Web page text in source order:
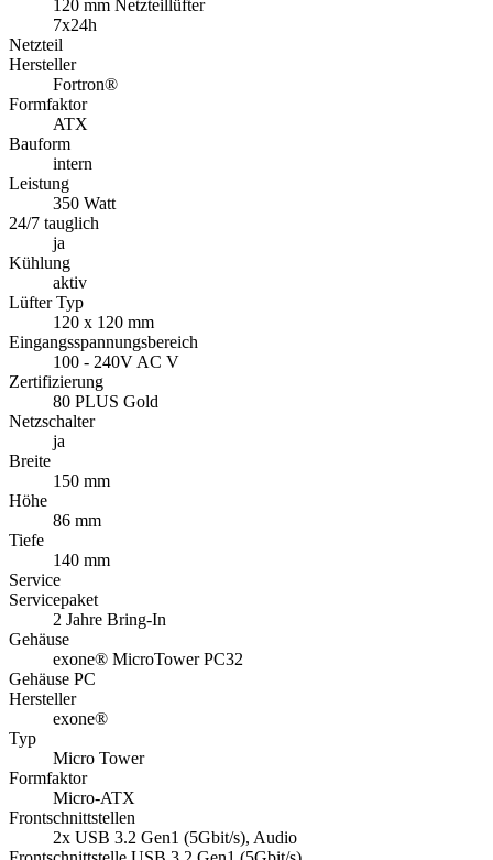
120 mm Netzteillüfter
7x24h
Netzteil
Hersteller
Fortron®
Formfaktor
ATX
Bauform
intern
Leistung
350 Watt
24/7 tauglich
ja
Kühlung
aktiv
Lüfter Typ
120 x 120 mm
Eingangsspannungsbereich
100 - 240V AC V
Zertifizierung
80 PLUS Gold
Netzschalter
ja
Breite
150 mm
Höhe
86 mm
Tiefe
140 mm
Service
Servicepaket
2 Jahre Bring-In
Gehäuse
exone® MicroTower PC32
Gehäuse PC
Hersteller
exone®
Typ
Micro Tower
Formfaktor
Micro-ATX
Frontschnittstellen
2x USB 3.2 Gen1 (5Gbit/s), Audio